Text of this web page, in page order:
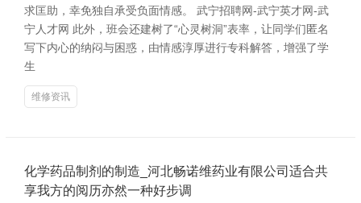
求匡助，幸免独自承受负面情感。 武宁招聘网-武宁英才网-武
宁人才网 此外，班会还建树了“心灵树洞”表率，让同学们匿名
写下内心的纳闷与困惑，由情感淳厚进行专科解答，增强了学
生
维修资讯
化学药品制剂的制造_河北畅诺维药业有限公司适合共
享我方的阅历亦然一种好步调